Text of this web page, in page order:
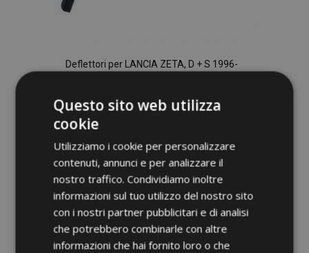
Deflettori per LANCIA ZETA, D + S 1996-
Aggiungi
alla
lista
desideri
Questo sito web utilizza
cookie
Utilizziamo i cookie per personalizzare
contenuti, annunci e per analizzare il
nostro traffico. Condividiamo inoltre
informazioni sul tuo utilizzo del nostro sito
con i nostri partner pubblicitari e di analisi
che potrebbero combinarle con altre
informazioni che hai fornito loro o che